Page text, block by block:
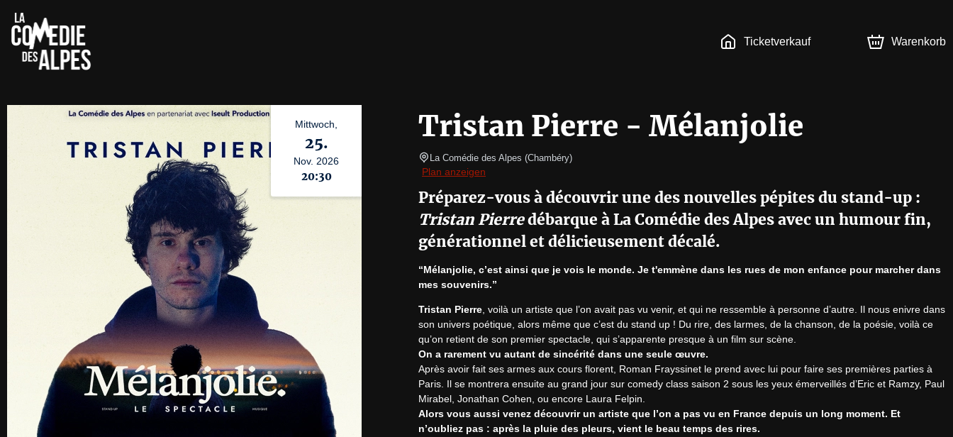
Ticketverkauf Warenkorb
Mittwoch,
25.
Nov. 2026
20:30
Tristan Pierre - Mélanjolie
La Comédie des Alpes (Chambéry)
Plan anzeigen
Préparez-vous à découvrir une des nouvelles pépites du stand-up :
Tristan Pierredébarque à La Comédie des Alpes avec un humour fin,
générationnel et délicieusement décalé.
“Mélanjolie, c’est ainsi que je vois le monde. Je t'emmène dans les rues de mon enfance pour marcher dans
mes souvenirs.”
Tristan Pierre , voilà un artiste que l’on avait pas vu venir, et qui ne ressemble à personne d’autre. Il nous enivre dans
son univers poétique, alors même que c’est du stand up ! Du rire, des larmes, de la chanson, de la poésie, voilà ce
On a rarement vu autant de sincérité dans une seule œuvre.
Après avoir fait ses armes aux cours florent, Roman Frayssinet le prend avec lui pour faire ses premières parties à
Paris. Il se montrera ensuite au grand jour sur comedy class saison 2 sous les yeux émerveillés d’Eric et Ramzy, Paul
Alors vous aussi venez découvrir un artiste que l’on a pas vu en France depuis un long moment. Et
n’oubliez pas : après la pluie des pleurs, vient le beau temps des rires.